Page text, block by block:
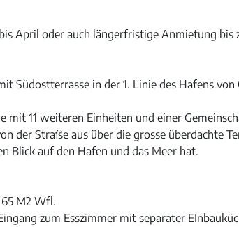
April oder auch längerfristige Anmietung bis
Südostterrasse in der 1. Linie des Hafens von
mit 11 weiteren Einheiten und einer
der Straße aus über die grosse überdachte
Blick auf den Hafen und das Meer hat.
M2 Wfl.
zum Esszimmer mit separater